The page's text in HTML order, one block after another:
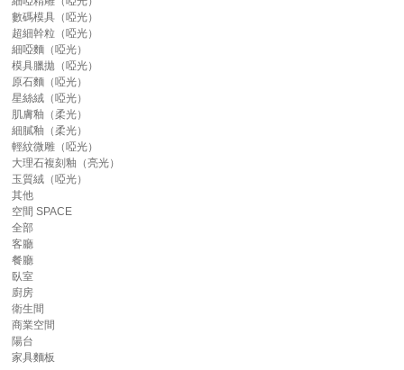
數碼模具（啞光）
超細幹粒（啞光）
細啞麵（啞光）
模具臘拋（啞光）
原石麵（啞光）
星絲絨（啞光）
肌膚釉（柔光）
細膩釉（柔光）
輕紋微雕（啞光）
大理石複刻釉（亮光）
玉質絨（啞光）
其他
空間SPACE
全部
客廳
餐廳
臥室
廚房
衛生間
商業空間
陽台
家具麵板